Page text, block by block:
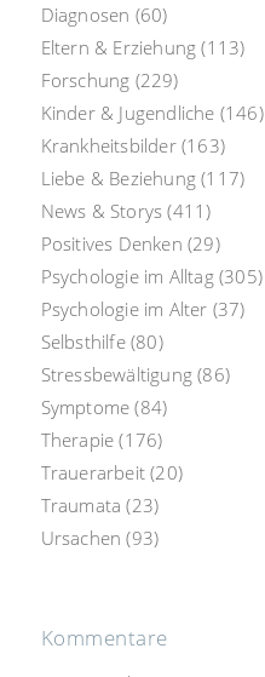
Diagnosen (60)
Eltern & Erziehung (113)
Forschung (229)
Kinder & Jugendliche (146)
Krankheitsbilder(163)
Liebe & Beziehung (117)
News & Storys (411)
Positives Denken (29)
Psychologie im Alltag(305)
Psychologie im Alter (37)
Selbsthilfe(80)
Stressbewältigung (86)
Symptome (84)
Therapie (176)
Trauerarbeit (20)
Traumata (23)
Ursachen (93)
Kommentare